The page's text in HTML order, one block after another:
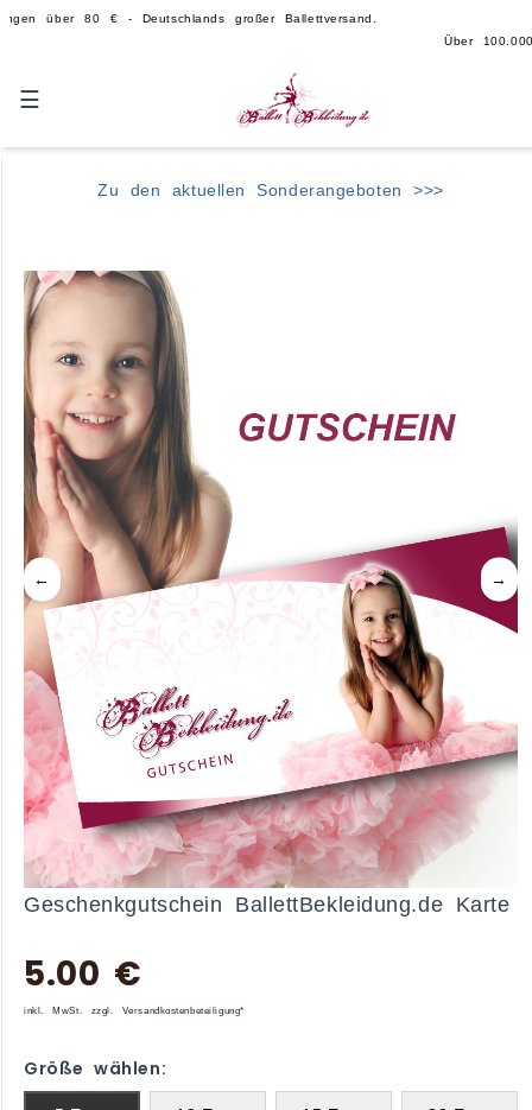
80 € - Deutschlands großer Ballettversand.
Über 100.000 Teile auf
☰
Zu den aktuellen Sonderangeboten >>>
← →
Geschenkgutschein BallettBekleidung.de Karte
5.00 €
inkl. MwSt. zzgl. Versandkostenbeteiligung*
Größe wählen: